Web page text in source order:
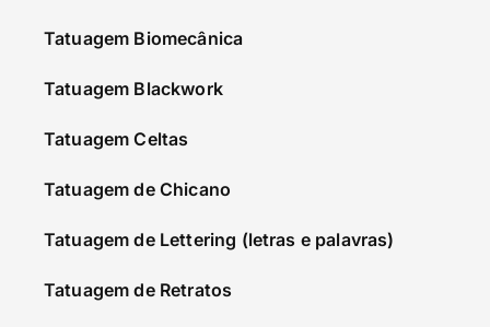
Tatuagem Biomecânica
Tatuagem Blackwork
Tatuagem Celtas
Tatuagem de Chicano
Tatuagem de Lettering (letras e palavras)
Tatuagem de Retratos